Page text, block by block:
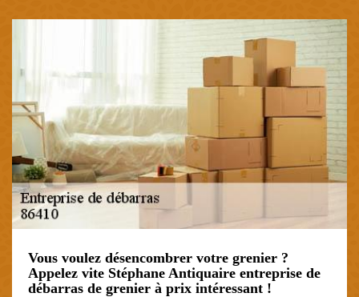
Vous voulez désencombrer votre grenier ?
Appelez vite Stéphane Antiquaire entreprise de
débarras de grenier à prix intéressant !